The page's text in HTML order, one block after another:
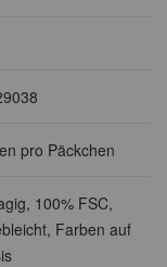
pro Päckchen
100% FSC,
Farben auf